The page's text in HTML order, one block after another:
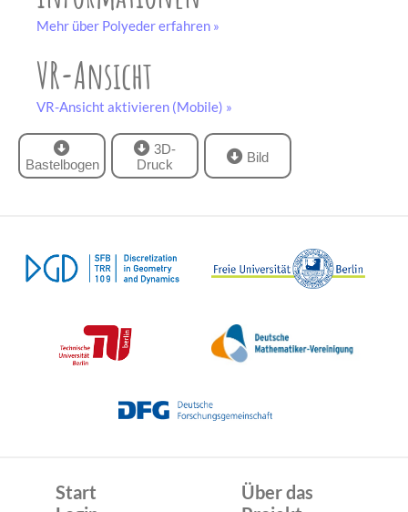
Mehr über Polyeder erfahren »
VR-Ansicht
VR-Ansicht aktivieren (Mobile) »
Bastelbogen
3D-
Druck
Bild
Start
Über das